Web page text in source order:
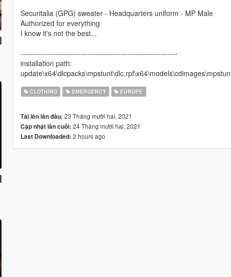
Securitalia (GPG) sweater - Headquarters uniform - MP Male
Authorized for everything
I know it's not the best...
---------------------------------------------------------------
installation path:
CLOTHING EMERGENCY EUROPE
Tải lên lần đầu: 23 Tháng mười hai, 2021
Cập nhật lần cuối: 24 Tháng mười hai, 2021
Last Downloaded: 2 hours ago